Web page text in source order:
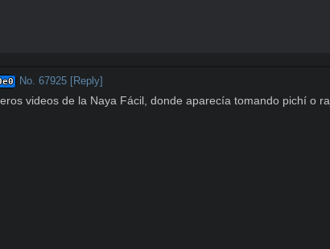
No. 67925 [Reply]
videos de la Naya Fácil, donde aparecía tomando pichí o